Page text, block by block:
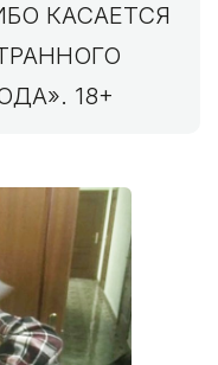
КАСАЕТСЯ
18+